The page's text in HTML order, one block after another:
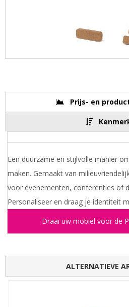
Prijs- en
Een duurzame en stijlvolle manier
maken. Gemaakt van
voor evenementen, conferenties of
Personaliseer en draag je identiteit
Draai uw mobiel voor de
ALTERNATIEVE